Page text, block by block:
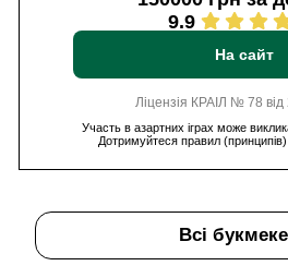
9.9
На сайт
Ліцензія КРАІЛ № 78
Участь в азартних іграх може
Дотримуйтеся правил (принципів)
Всі